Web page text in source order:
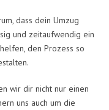
dass dein Umzug
und zeitaufwendig ein
den Prozess so
wir dir nicht nur einen
uns auch um die